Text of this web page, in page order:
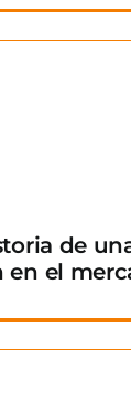
de
en el